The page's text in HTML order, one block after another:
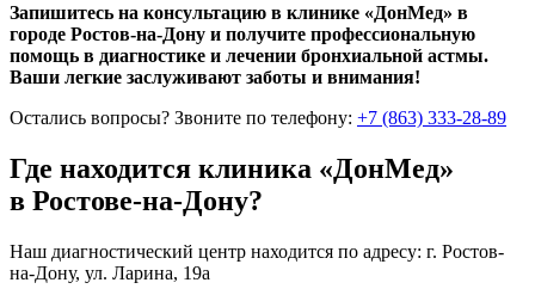
Запишитесь на консультацию в клинике «ДонМед» в
городе Ростов-на-Дону и получите профессиональную
помощь в диагностике и лечении бронхиальной астмы.
Ваши легкие заслуживают заботы и внимания!
Остались вопросы? Звоните по телефону: +7 (863) 333-28-89
Где находится клиника «ДонМед»
в Ростове-на-Дону?
Наш диагностический центр находится по адресу: г. Ростов-
на-Дону, ул. Ларина, 19а